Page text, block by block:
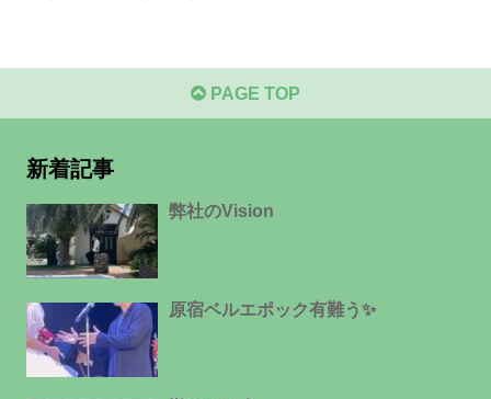
PAGE TOP
新着記事
弊社のVision
原宿ベルエポック有難う✨